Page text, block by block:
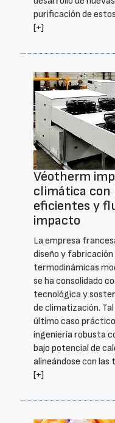
purificación de
[+]
Véotherm
climática con
eficientes y
impacto
La empresa
diseño y fabricación
termodinámicas
se ha consolidado
tecnológica y
de climatización.
último caso
ingeniería robusta
bajo potencial de
alineándose con
[+]